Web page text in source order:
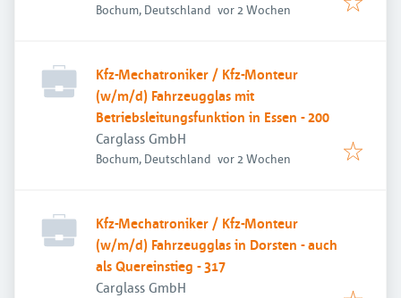
Bochum, Deutschland Veröffentlicht
vor 2 Wochen
Kfz-Mechatroniker / Kfz-Monteur
(w/m/d) Fahrzeugglas mit
Betriebsleitungsfunktion in Essen - 200
Carglass GmbH
Bochum, Deutschland Veröffentlicht
vor 2 Wochen
Kfz-Mechatroniker / Kfz-Monteur
(w/m/d) Fahrzeugglas in Dorsten - auch
als Quereinstieg - 317
Carglass GmbH